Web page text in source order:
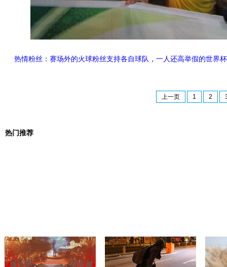
热情粉丝：赛场外的火球粉丝支持各自球队，一人还高举假的世界
上一页 1 2
热门推荐